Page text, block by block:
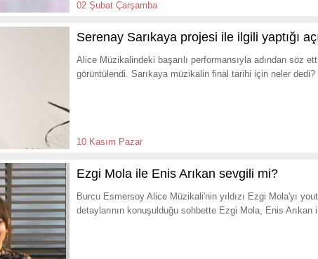
02 Şubat Çarşamba
Serenay Sarıkaya projesi ile ilgili yaptığı
Alice Müzikalindeki başarılı performansıyla adından söz
görüntülendi. Sarıkaya müzikalin final tarihi için neler dedi?
10 Kasım Pazar
Ezgi Mola ile Enis Arıkan sevgili mi?
Burcu Esmersoy Alice Müzikali'nin yıldızı Ezgi Mola'yı
detaylarının konuşulduğu sohbette Ezgi Mola, Enis Arıkan